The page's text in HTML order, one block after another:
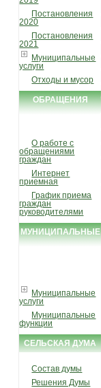
Постановления
2020
Постановления
2021
Муниципальные
услуги
Отходы и мусор
ОБРАЩЕНИЯ
О работе с
обращениями
граждан
Интернет
приемная
График приема
граждан
руководителями
МУНИЦИПАЛЬНЫЕ
Муниципальные
услуги
Муниципальные
функции
СЕЛЬСКАЯ ДУМА
Состав думы
Решения Думы